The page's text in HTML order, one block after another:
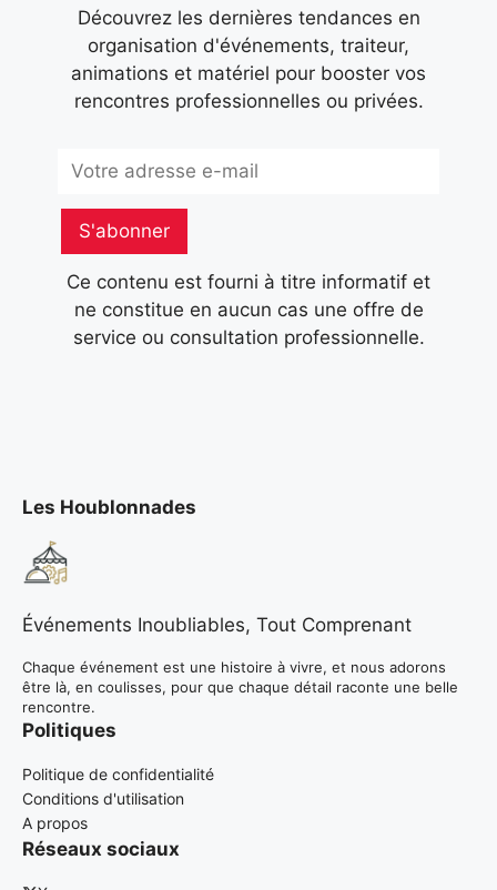
Découvrez les dernières tendances en
organisation d'événements, traiteur,
animations et matériel pour booster vos
rencontres professionnelles ou privées.
S'abonner
Ce contenu est fourni à titre informatif et
ne constitue en aucun cas une offre de
service ou consultation professionnelle.
Les Houblonnades
Événements Inoubliables, Tout Comprenant
Chaque événement est une histoire à vivre, et nous adorons
être là, en coulisses, pour que chaque détail raconte une belle
rencontre.
Politiques
Politique de confidentialité
Conditions d'utilisation
A propos
Réseaux sociaux